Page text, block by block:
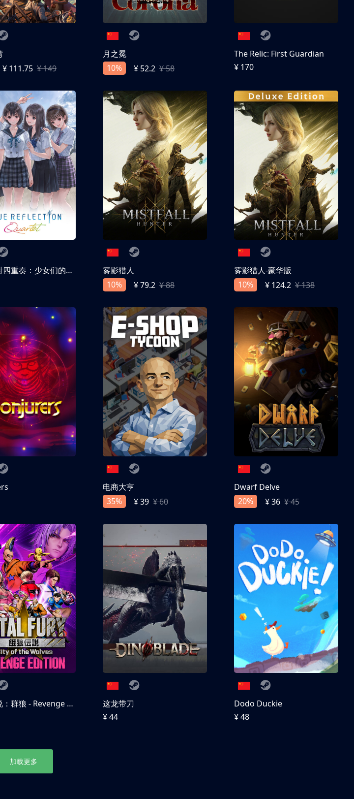
¥ 111.75 ¥ 149
月之冕
10%
¥ 52.2 ¥ 58
The Relic: First Guardian
¥ 170
蔚蓝反射四重奏：少女们的奇迹
雾影猎人
10%
¥ 79.2 ¥ 88
雾影猎人-豪华版
10%
¥ 124.2 ¥ 138
电商大亨
35%
¥ 39 ¥ 60
Dwarf Delve
20%
¥ 36 ¥ 45
饿狼传说：群狼 - Revenge Edition
这龙带刀
¥ 44
Dodo Duckie
¥ 48
加载更多